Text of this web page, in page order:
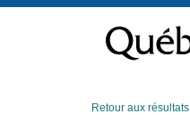
contenu
Retour aux résultats